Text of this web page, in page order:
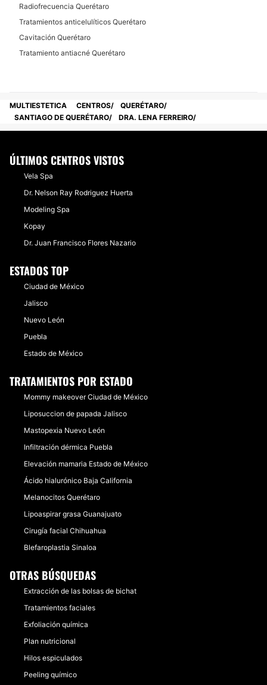
Radiofrecuencia Querétaro
Tratamientos anticelulíticos Querétaro
Cavitación Querétaro
Tratamiento antiacné Querétaro
MULTIESTETICA CENTROS
QUERÉTARO
SANTIAGO DE QUERÉTARO
DRA. LENA FERREIRO
ÚLTIMOS CENTROS VISTOS
Vela Spa
Dr. Nelson Ray Rodriguez Huerta
Modeling Spa
Kopay
​Dr. Juan Francisco Flores Nazario
ESTADOS TOP
Ciudad de México
Jalisco
Nuevo León
Puebla
Estado de México
TRATAMIENTOS POR ESTADO
Mommy makeover Ciudad de México
Liposuccion de papada Jalisco
Mastopexia Nuevo León
Infiltración dérmica Puebla
Elevación mamaria Estado de México
Ácido hialurónico Baja California
Melanocitos Querétaro
Lipoaspirar grasa Guanajuato
Cirugía facial Chihuahua
Blefaroplastia Sinaloa
OTRAS BÚSQUEDAS
Extracción de las bolsas de bichat
Tratamientos faciales
Exfoliación química
Plan nutricional
Hilos espiculados
Peeling químico